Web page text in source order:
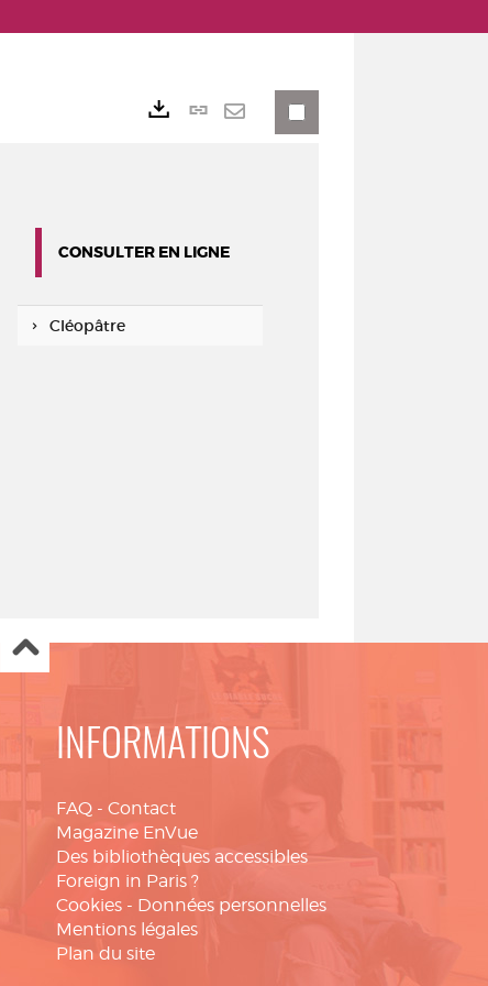
Lien
CONSULTER EN LIGNE
Cléopâtre
INFORMATIONS
FAQ - Contact
Magazine EnVue
Des bibliothèques accessibles
Foreign in Paris ?
Cookies - Données personnelles
Mentions légales
Plan du site